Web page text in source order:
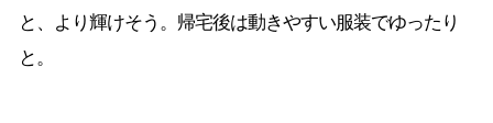
と、より輝けそう。帰宅後は動きやすい服装でゆったり
と。